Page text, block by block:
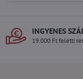
INGYENES
19.000 Ft feletti